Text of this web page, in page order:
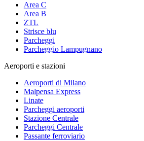
Area C
Area B
ZTL
Strisce blu
Parcheggi
Parcheggio Lampugnano
Aeroporti e stazioni
Aeroporti di Milano
Malpensa Express
Linate
Parcheggi aeroporti
Stazione Centrale
Parcheggi Centrale
Passante ferroviario